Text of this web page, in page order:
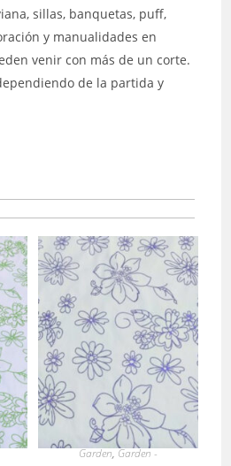
sillas, banquetas, puff,
y manualidades en
venir con más de un corte.
de la partida y
Garden,Garden -